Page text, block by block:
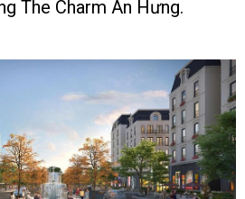
The Charm An Hưng.